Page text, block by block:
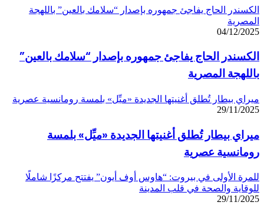
الكسندر الحاج يفاجئ جمهوره بإصدار “سلامك بالعين” باللهجة
المصرية
04/12/2025
الكسندر الحاج يفاجئ جمهوره بإصدار “سلامك بالعين”
باللهجة المصرية
ميراي بيطار تُطلق أغنيتها الجديدة «ميِّل» بلمسة رومانسية عصرية
29/11/2025
ميراي بيطار تُطلق أغنيتها الجديدة «ميِّل» بلمسة
رومانسية عصرية
للمرة الأولى في بيروت: “هاوس أوف أيون” يفتتح مركزًا شاملًا
للوقاية والصحة في قلب المدينة
29/11/2025